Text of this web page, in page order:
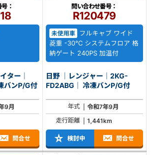
：
ター｜
｜ 冷凍バンP/G付
9月
問合せ
問い合わせ番号：
R120479
未使用車 フルキャブ ワイド
菱重 -30℃ システムフロア 格
納ゲート 240PS 加温付
日野 ｜レンジャー｜2KG-
FD2ABG｜ 冷凍バンP/G付
年式
令和7年9月
走行距離
1,441km
検討中 問合せ